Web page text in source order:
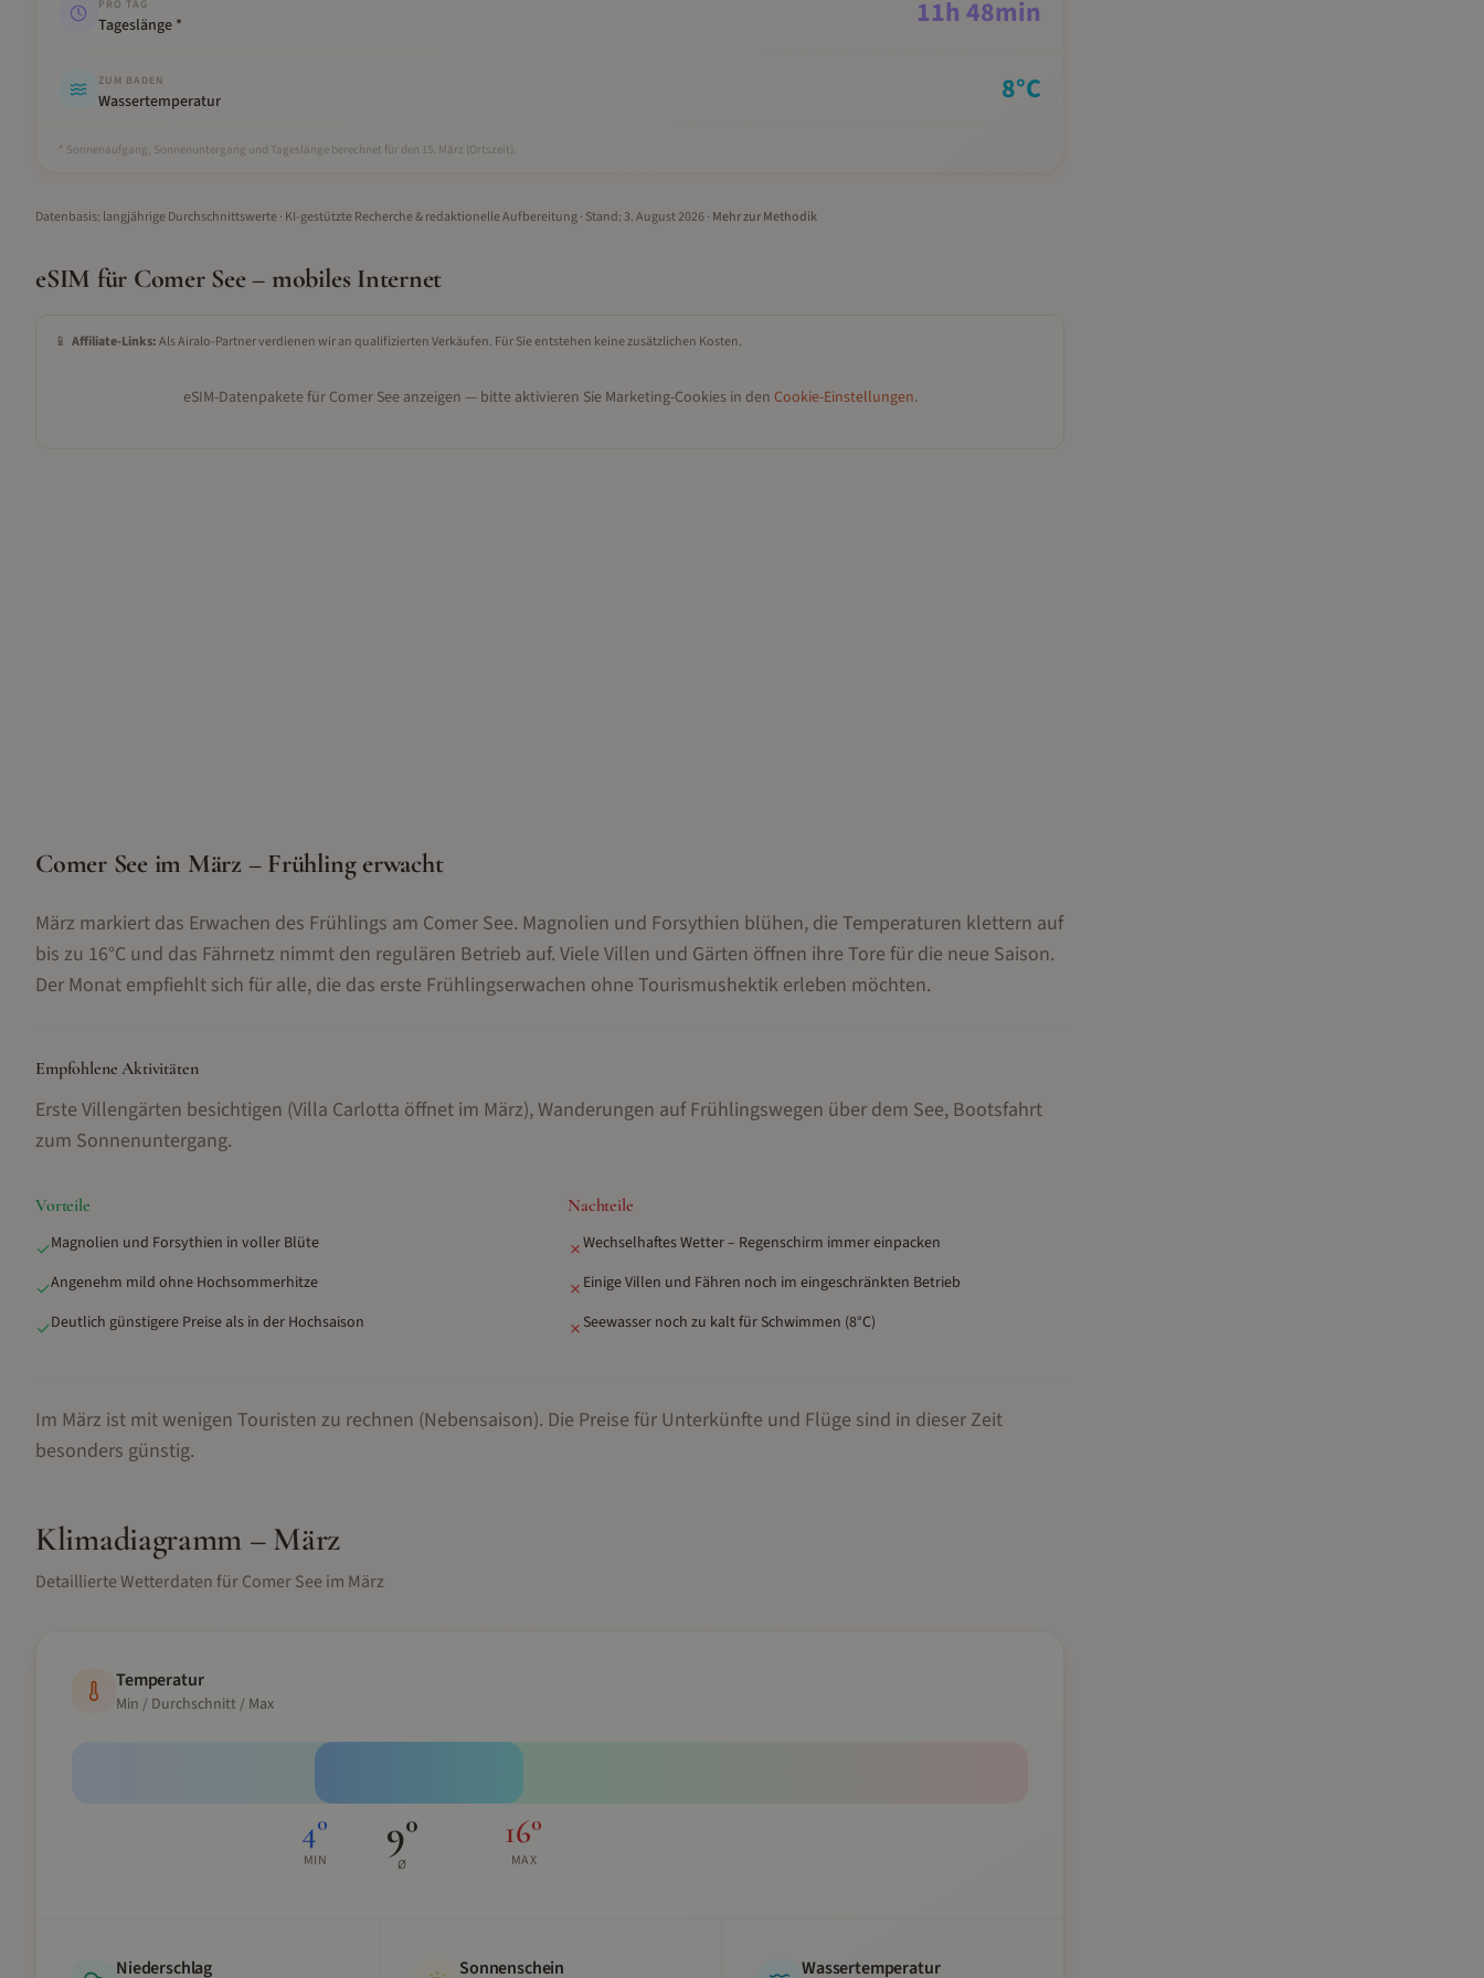
PRO TAG
Tageslänge * 11h 48min
ZUM BADEN
Wassertemperatur 8°C
* Sonnenaufgang, Sonnenuntergang und Tageslänge berechnet für den 15. März (Ortszeit).
Datenbasis: langjährige Durchschnittswerte · KI-gestützte Recherche & redaktionelle Aufbereitung· Stand: 3. August 2026· Mehr zur Methodik
eSIM für Comer See– mobiles Internet
📱 Affiliate-Links:Als Airalo-Partner verdienen wir an qualifizierten Verkäufen. Für Sie entstehen keine zusätzlichen Kosten.
eSIM-Datenpakete für Comer Seeanzeigen — bitte aktivieren Sie Marketing-Cookies in den Cookie-Einstellungen.
Comer See im März – Frühling erwacht
März markiert das Erwachen des Frühlings am Comer See. Magnolien und Forsythien blühen, die Temperaturen klettern auf
bis zu 16°C und das Fährnetz nimmt den regulären Betrieb auf. Viele Villen und Gärten öffnen ihre Tore für die neue Saison.
Der Monat empfiehlt sich für alle, die das erste Frühlingserwachen ohne Tourismushektik erleben möchten.
Empfohlene Aktivitäten
Erste Villengärten besichtigen (Villa Carlotta öffnet im März), Wanderungen auf Frühlingswegen über dem See, Bootsfahrt
zum Sonnenuntergang.
Vorteile
✓Magnolien und Forsythien in voller Blüte
✓Angenehm mild ohne Hochsommerhitze
✓Deutlich günstigere Preise als in der Hochsaison
Nachteile
✗Wechselhaftes Wetter – Regenschirm immer einpacken
✗ Einige Villen und Fähren noch im eingeschränkten Betrieb
✗ Seewasser noch zu kalt für Schwimmen (8°C)
Im März ist mit wenigen Touristen zu rechnen (Nebensaison). Die Preise für Unterkünfte und Flüge sind in dieser Zeit
besonders günstig.
Klimadiagramm –März
Detaillierte Wetterdaten fürComer See im März
Temperatur
Min / Durchschnitt / Max
4°
MIN
9°
Ø
16°
MAX
Niederschlag Sonnenschein Wassertemperatur